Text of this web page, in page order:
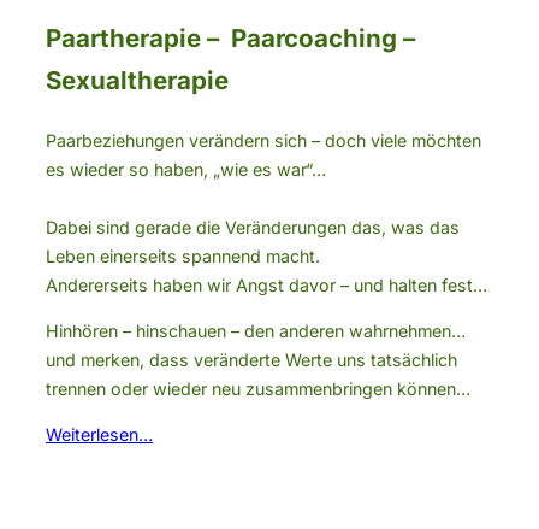
Paartherapie – Paarcoaching –
Sexualtherapie
Paarbeziehungen verändern sich – doch viele möchten
es wieder so haben, „wie es war“…
Dabei sind gerade die Veränderungen das, was das
Leben einerseits spannend macht.
Andererseits haben wir Angst davor – und halten fest…
Hinhören – hinschauen – den anderen wahrnehmen…
und merken, dass veränderte Werte uns tatsächlich
trennen oder wieder neu zusammenbringen können…
Weiterlesen…